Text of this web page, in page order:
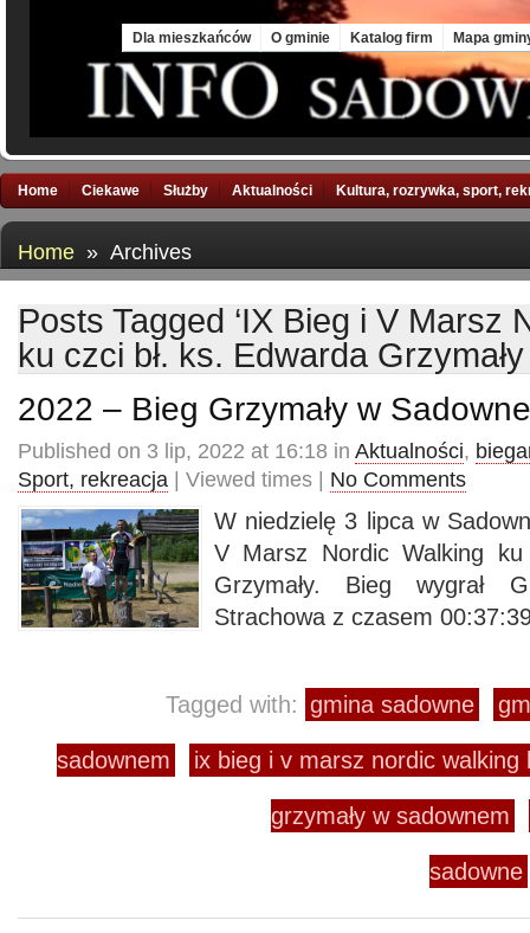
Dla mieszkańców O gminie Katalog firm Mapa
Home Ciekawe Służby Aktualności Kultura, rozrywka, sport,
Home » Archives
Posts Tagged ‘IX Bieg i V Marsz
ku czci bł. ks. Edwarda
2022 – Bieg Grzymały w
Published on 3 lip, 2022 at 16:18 in Aktualności,
Sport, rekreacja | Viewed times | No Comments
W niedzielę 3 lipca w
V Marsz Nordic Walking
Grzymały. Bieg wygrał
Strachowa z czasem
Tagged with: gmina sadowne
sadownem ix bieg i v marsz nordic walking
grzymały w sadownem
sadowne